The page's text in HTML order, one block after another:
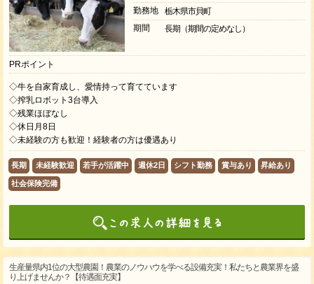
勤務地
栃木県市貝町
期間
長期（期間の定めなし）
PRポイント
◇牛を自家育成し、愛情持って育てています
◇搾乳ロボット3台導入
◇残業ほぼなし
◇休日月8日
◇未経験の方も歓迎！経験者の方は優遇あり
長期 未経験歓迎 若手が活躍中 週休2日 シフト勤務 賞与あり 昇給あり
社会保険完備
生産量県内1位の大型農園！農業のノウハウを学べる設備充実！私たちと農業界を盛
り上げませんか？【待遇面充実】